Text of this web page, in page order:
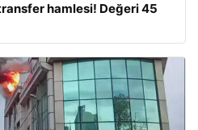
hamlesi! Değeri 45